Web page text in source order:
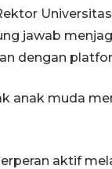
jawab
dengan
anak muda
aktif